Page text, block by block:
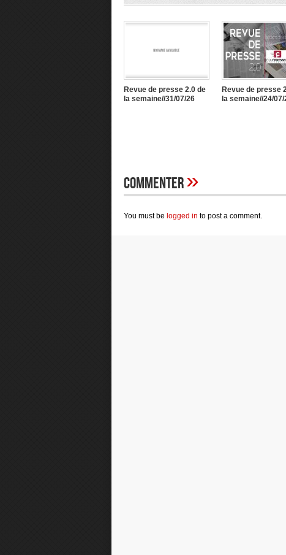
Revue de presse 2.0 de
la semaine//31/07/26
Revue de presse
la semaine//24/07/
Commenter»
You must be logged in to post a comment.